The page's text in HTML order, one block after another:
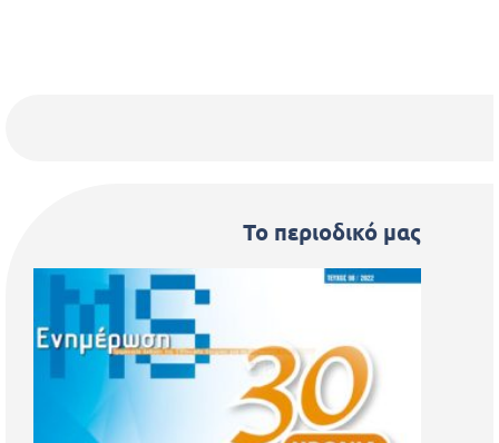
Το περιοδικό μας